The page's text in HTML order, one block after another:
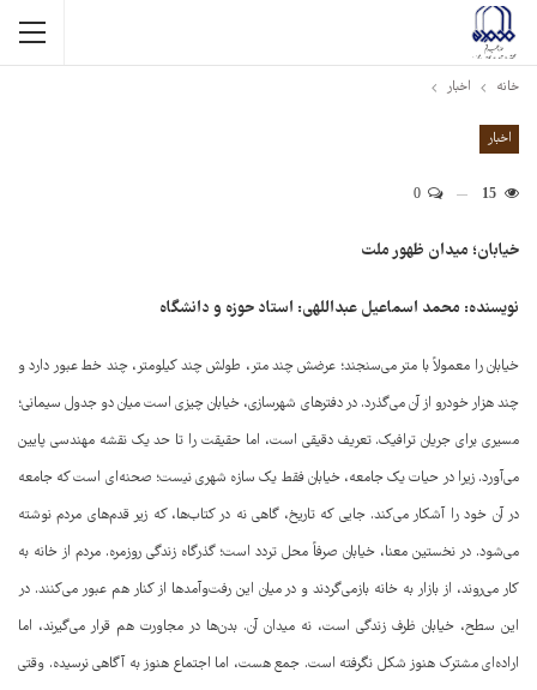
خانه اخبار
اخبار
15
خیابان؛ میدان ظهور ملت
نویسنده: محمد اسماعیل عبداللهی: استاد حوزه و دانشگاه
خیابان را معمولاً با متر می‌سنجند؛ عرضش چند متر، طولش چند کیلومتر، چند خط عبور دارد و
چند هزار خودرو از آن می‌گذرد. در دفترهای شهرسازی، خیابان چیزی است میان دو جدول سیمانی؛
مسیری برای جریان ترافیک. تعریف دقیقی است، اما حقیقت را تا حد یک نقشه مهندسی پایین
می‌آورد. زیرا در حیات یک جامعه، خیابان فقط یک سازه شهری نیست؛ صحنه‌ای است که جامعه
در آن خود را آشکار می‌کند. جایی که تاریخ، گاهی نه در کتاب‌ها، که زیر قدم‌های مردم نوشته
می‌شود. در نخستین معنا، خیابان صرفاً محل تردد است؛ گذرگاه زندگی روزمره. مردم از خانه به
کار می‌روند، از بازار به خانه بازمی‌گردند و در میان این رفت‌وآمدها از کنار هم عبور می‌کنند. در
این سطح، خیابان ظرف زندگی است، نه میدان آن. بدن‌ها در مجاورت هم قرار می‌گیرند، اما
اراده‌ای مشترک هنوز شکل نگرفته است. جمع هست، اما اجتماع هنوز به آگاهی نرسیده. وقتی